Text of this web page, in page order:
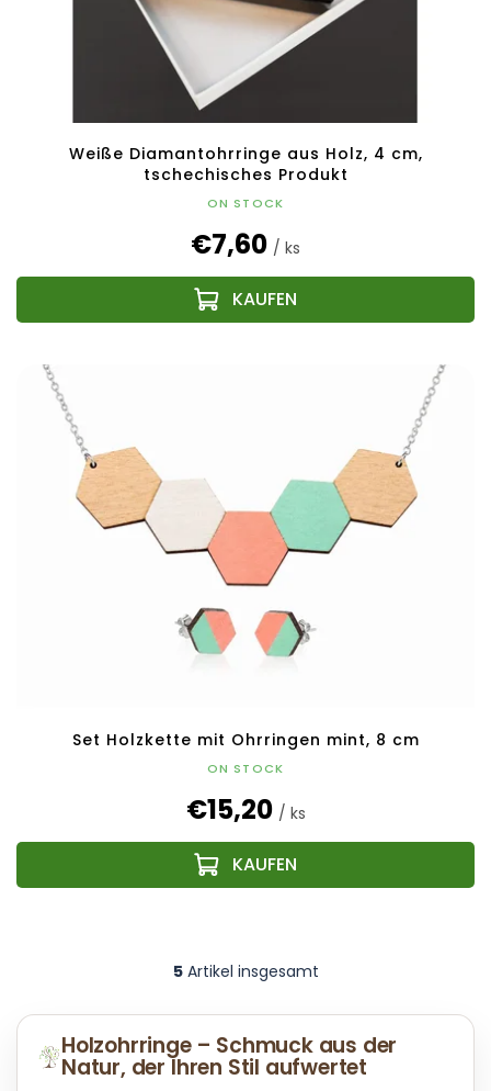
Weiße Diamantohrringe aus Holz, 4 cm,
tschechisches Produkt
ON STOCK
€7,60 / ks
Set Holzkette mit Ohrringen mint, 8 cm
ON STOCK
€15,20 / ks
S
e
u
e
5Artikel insgesamt
Holzohrringe – Schmuck aus der
Natur, der Ihren Stil aufwertet